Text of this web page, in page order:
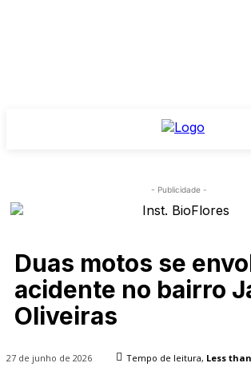
- Publicidade -
Duas motos se
acidente no bairro
Oliveiras
27 de junho de 2026 Tempo de leitura, Less